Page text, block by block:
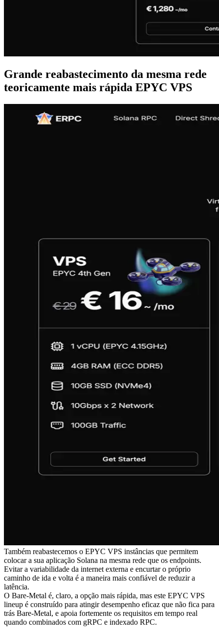
Grande reabastecimento da mesma rede
teoricamente mais rápida EPYC VPS
Também reabastecemos o EPYC VPS instâncias que permitem
colocar a sua aplicação Solana na mesma rede que os endpoints.
Evitar a variabilidade da internet externa e encurtar o próprio
caminho de ida e volta é a maneira mais confiável de reduzir a
latência.
O Bare-Metal é, claro, a opção mais rápida, mas este EPYC VPS
lineup é construído para atingir desempenho eficaz que não fica para
trás Bare-Metal, e apoia fortemente os requisitos em tempo real
quando combinados com gRPC e indexado RPC.